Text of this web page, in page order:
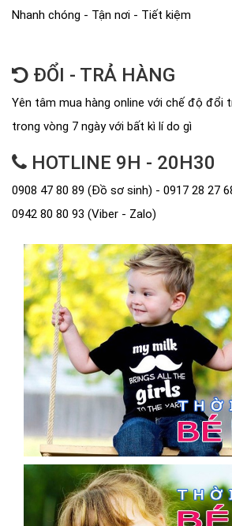
Nhanh chóng - Tận nơi - Tiết kiệm
ĐỔI - TRẢ HÀNG
Yên tâm mua hàng online với chế độ đổi
trong vòng 7 ngày với bất kì lí do gì
HOTLINE 9H - 20H30
0908 47 80 89 (Đồ sơ sinh) - 0917 28 27
0942 80 80 93 (Viber - Zalo)